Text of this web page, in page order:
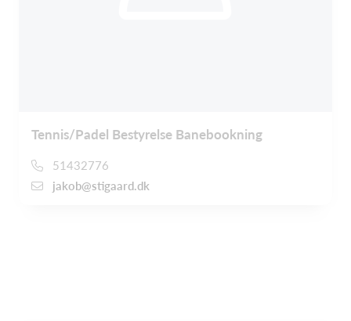
Tennis/Padel Bestyrelse Banebookning
51432776
jakob@stigaard.dk